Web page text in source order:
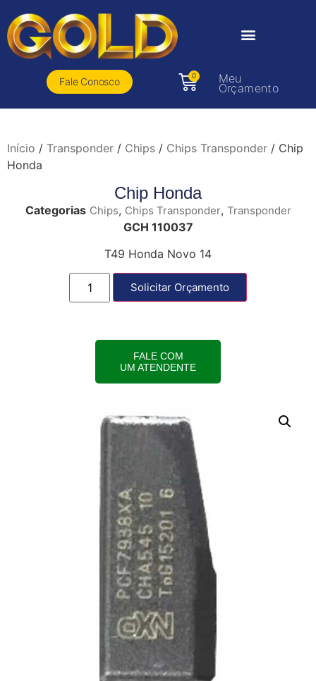
Fale Conosco
0 Meu
Orçamento
Início / Transponder / Chips / Chips Transponder / Chip
Honda
Chip Honda
Categorias Chips, Chips Transponder, Transponder
GCH 110037
T49 Honda Novo 14
Solicitar Orçamento
FALE COM
UM ATENDENTE